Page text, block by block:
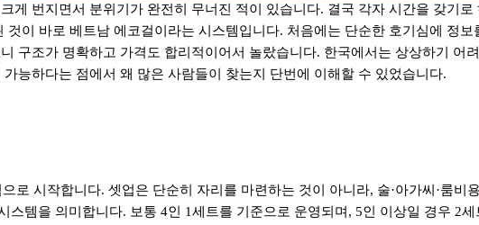
게 번지면서 분위기가 완전히 무너진 적이 있습니다. 결국 각자 시간을 갖기로
것이 바로 베트남 에코걸이라는 시스템입니다. 처음에는 단순한 호기심에 정보
구조가 명확하고 가격도 합리적이어서 놀랐습니다. 한국에서는 상상하기 어
가능하다는 점에서 왜 많은 사람들이 찾는지 단번에 이해할 수 있었습니다.
로 시작합니다. 셋업은 단순히 자리를 마련하는 것이 아니라, 술·아가씨 ·룸비용
스템을 의미합니다. 보통 4인 1세트를 기준으로 운영되며 , 5인 이상일 경우 2세